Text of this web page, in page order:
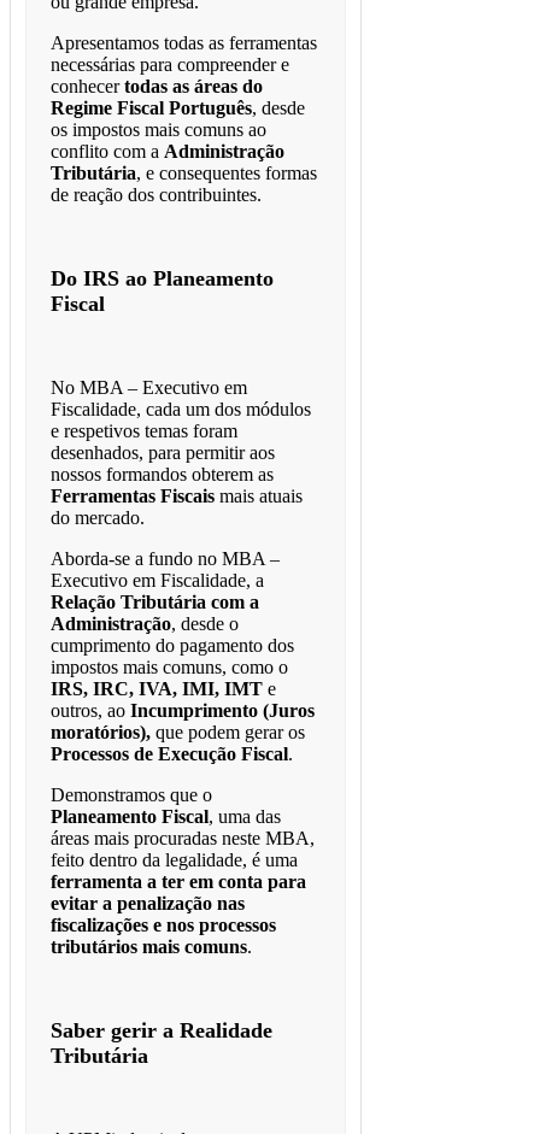
Apresentamos todas as ferramentas
necessárias para compreender e
conhecertodas as áreas do
Regime Fiscal Português, desde
os impostos mais comuns ao
conflito com a Administração
Tributária, e consequentes formas
de reação dos contribuintes.
Do IRS ao Planeamento
Fiscal
No MBA – Executivo em
Fiscalidade, cada um dos módulos
e respetivos temas foram
desenhados, para permitir aos
nossos formandos obterem as
Ferramentas Fiscaismais atuais
do mercado.
Aborda-se a fundo no MBA –
Executivo em Fiscalidade, a
Relação Tributária com a
Administração, desde o
cumprimento do pagamento dos
impostos mais comuns, como o
IRS, IRC, IVA, IMI, IMTe
outros, ao Incumprimento (Juros
moratórios),que podem gerar os
Processos de Execução Fiscal.
Demonstramos que o
Planeamento Fiscal, uma das
áreas mais procuradas neste MBA,
feito dentro da legalidade, é uma
ferramenta a ter em conta para
evitar a penalização nas
fiscalizações e nos processos
tributários mais comuns.
Saber gerir a Realidade
Tributária